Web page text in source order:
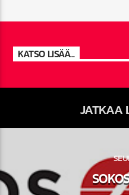
KATSO LISÄÄ...
JATKAA